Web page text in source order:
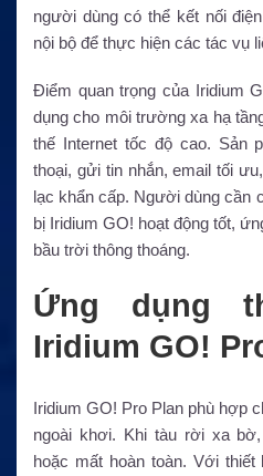
người dùng có thể kết nối
nội bộ để thực hiện các tác vụ
Điểm quan trọng của Iridium
dụng cho môi trường xa hạ
thế Internet tốc độ cao. Sản
thoại, gửi tin nhắn, email tối
lạc khẩn cấp. Người dùng cần
bị Iridium GO! hoạt động tốt,
bầu trời thông thoáng.
Ứng dụng
Iridium GO!
Iridium GO! Pro Plan phù hợp
ngoài khơi. Khi tàu rời xa
hoặc mất hoàn toàn. Với